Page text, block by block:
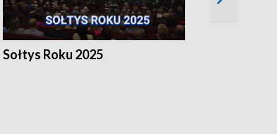
Sołtys Roku 2025